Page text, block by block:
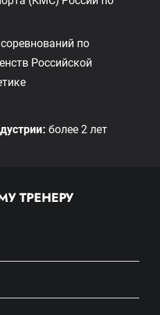
по
Российской
более 2 лет
ТРЕНЕРУ